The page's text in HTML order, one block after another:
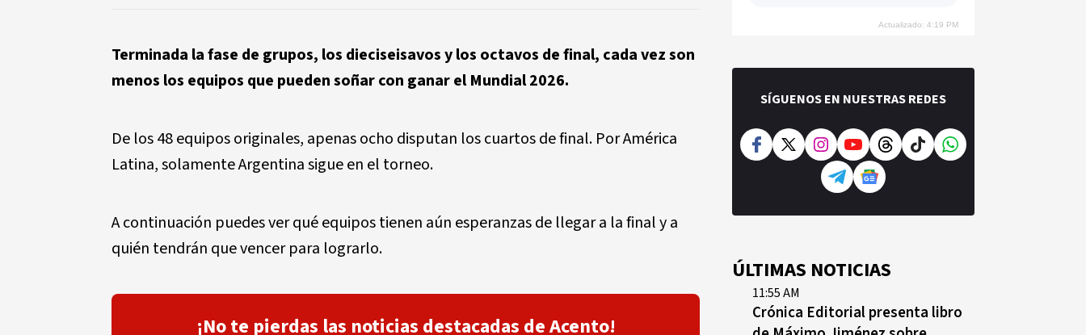
Terminada la fase de grupos, los dieciseisavos y los octavos de final, cada vez son
menos los equipos que pueden soñar con ganar el Mundial 2026.
De los 48 equipos originales, apenas ocho disputan los cuartos de final. Por América
Latina, solamente Argentina sigue en el torneo.
A continuación puedes ver qué equipos tienen aún esperanzas de llegar a la final y a
quién tendrán que vencer para lograrlo.
¡No te pierdas las noticias destacadas de Acento!
Actualizado: 4:19 PM
SÍGUENOS EN NUESTRAS REDES
ÚLTIMAS NOTICIAS
11:55 AM
Crónica Editorial presenta libro